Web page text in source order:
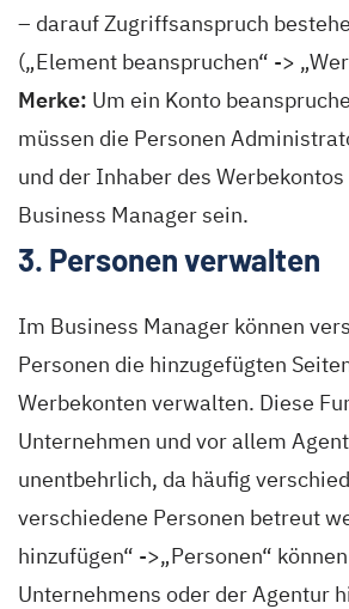
– darauf Zugriffsanspruch
(„Element beanspruchen“ ->
Merke: Um ein Konto
müssen die Personen
und der Inhaber des
Business Manager sein.
3. Personen verwalten
Im Business Manager können
Personen die hinzugefügten
Werbekonten verwalten. Diese
Unternehmen und vor allem
unentbehrlich, da häufig
verschiedene Personen betreut
hinzufügen“ ->„Personen“
Unternehmens oder der Agentur